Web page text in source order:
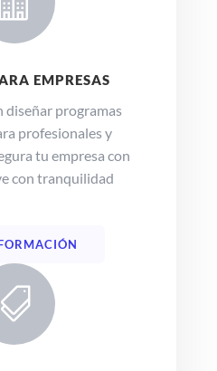
EMPRESAS
diseñar programas
profesionales y
tu empresa con
con tranquilidad
